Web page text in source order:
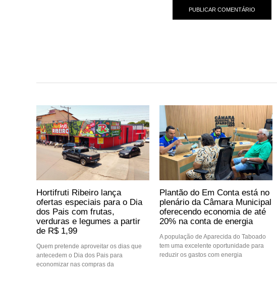
Hortifruti Ribeiro lança
ofertas especiais para o Dia
dos Pais com frutas,
verduras e legumes a partir
de R$ 1,99
Quem pretende aproveitar os dias que
antecedem o Dia dos Pais para
economizar nas compras da
Plantão do Em Conta está no
plenário da Câmara Municipal
oferecendo economia de até
20% na conta de energia
A população de Aparecida do Taboado
tem uma excelente oportunidade para
reduzir os gastos com energia